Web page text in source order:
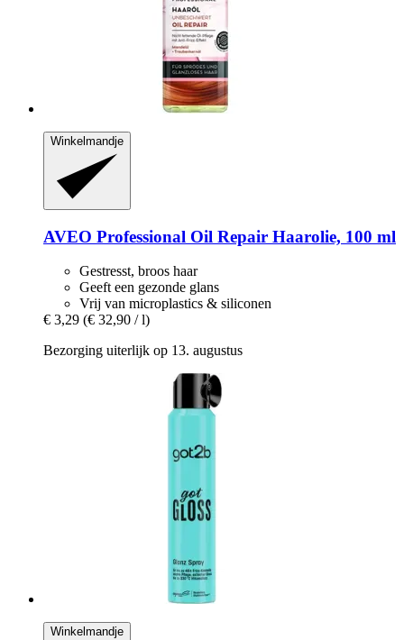
Winkelmandje
AVEO Professional Oil Repair Haarolie, 100 ml
Gestresst, broos haar
Geeft een gezonde glans
Vrij van microplastics & siliconen
€ 3,29 (€ 32,90 / l)
Bezorging uiterlijk op 13. augustus
Winkelmandje